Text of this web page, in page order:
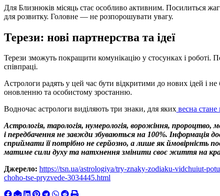
Для Близнюків місяць стає особливо активним. Посилиться
для розвитку. Головне — не розпорошувати увагу.
Терези: нові партнерства та ідеї
Терези зможуть покращити комунікацію у стосунках і роботі.
співпраці.
Астрологи радять у цей час бути відкритими до нових ідей і
оновленню та особистому зростанню.
Водночас астрологи виділяють три знаки, для яких весна
Астрологія, тарологія, нумерологія, ворожіння, пророцтво,
і передбачення не завжди збуваються на 100%. Інформація
сприймати її потрібно не серйозно, а лише як
матиме сили духу та натхнення змінити своє життя на
Джерело: https://tsn.ua/astrologiya/try-znaky-zodiaku-vidchuiut-
choho-tse-pryzvede-3034445.html